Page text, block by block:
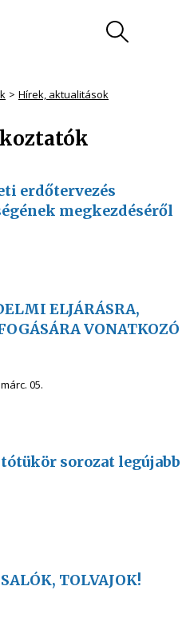
Hírek, aktualitások
erdőtervezés
megkezdéséről
ELJÁRÁSRA,
VONATKOZÓ
05.
sorozat legújabb
TOLVAJOK!